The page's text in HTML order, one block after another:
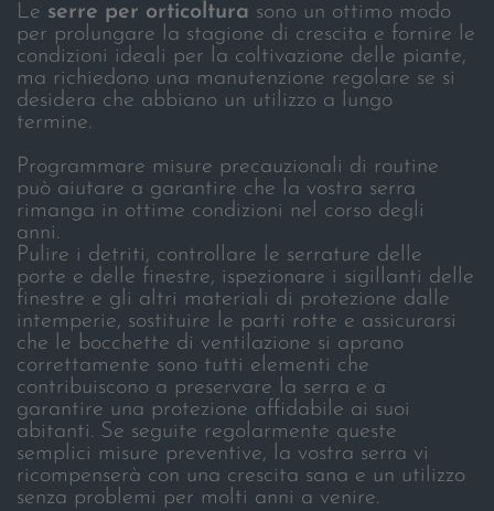
Le serre per orticoltura sono un ottimo modo
per prolungare la stagione di crescita e fornire le
condizioni ideali per la coltivazione delle piante,
ma richiedono una manutenzione regolare se si
desidera che abbiano un utilizzo a lungo
termine.
Programmare misure precauzionali di routine
può aiutare a garantire che la vostra serra
rimanga in ottime condizioni nel corso degli
anni.
Pulire i detriti, controllare le serrature delle
porte e delle finestre, ispezionare i sigillanti delle
finestre e gli altri materiali di protezione dalle
intemperie, sostituire le parti rotte e assicurarsi
che le bocchette di ventilazione si aprano
correttamente sono tutti elementi che
contribuiscono a preservare la serra e a
garantire una protezione affidabile ai suoi
abitanti. Se seguite regolarmente queste
semplici misure preventive, la vostra serra vi
ricompenserà con una crescita sana e un utilizzo
senza problemi per molti anni a venire.